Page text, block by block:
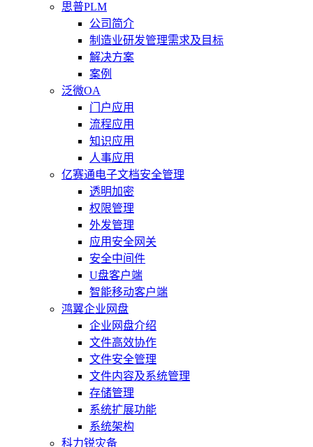
思普PLM
公司简介
制造业研发管理需求及目标
解决方案
案例
泛微OA
门户应用
流程应用
知识应用
人事应用
亿赛通电子文档安全管理
透明加密
权限管理
外发管理
应用安全网关
安全中间件
U盘客户端
智能移动客户端
鸿翼企业网盘
企业网盘介绍
文件高效协作
文件安全管理
文件内容及系统管理
存储管理
系统扩展功能
系统架构
科力锐灾备